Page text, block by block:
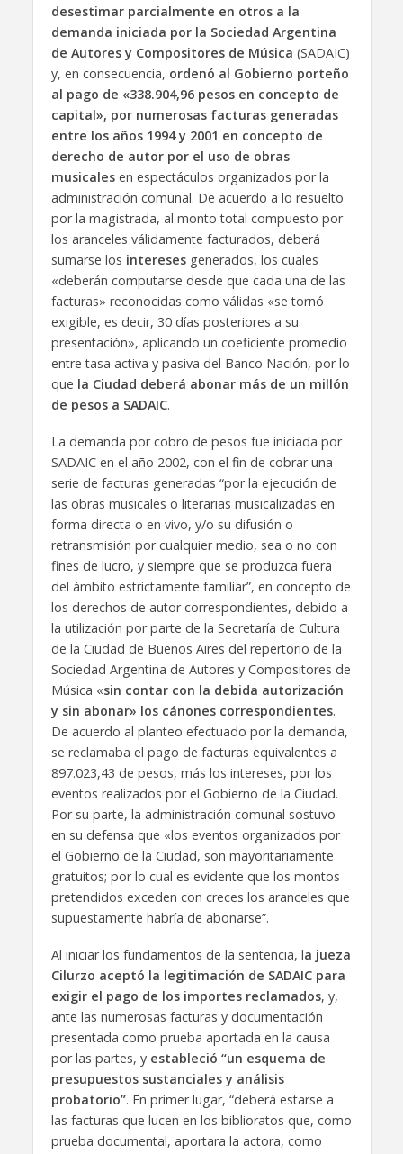
desestimar parcialmente en otros a la
demanda iniciada por la Sociedad Argentina
de Autores y Compositores de Música (SADAIC)
y, en consecuencia, ordenó al Gobierno porteño
al pago de «338.904,96 pesos en concepto de
capital», por numerosas facturas generadas
entre los años 1994 y 2001 en concepto de
derecho de autor por el uso de obras
musicalesen espectáculos organizados por la
administración comunal. De acuerdo a lo resuelto
por la magistrada, al monto total compuesto por
los aranceles válidamente facturados, deberá
sumarse los interesesgenerados, los cuales
«deberán computarse desde que cada una de las
facturas» reconocidas como válidas «se tornó
exigible, es decir, 30 días posteriores a su
presentación», aplicando un coeficiente promedio
entre tasa activa y pasiva del Banco Nación, por lo
que la Ciudad deberá abonar más de un millón
de pesos a SADAIC.
La demanda por cobro de pesos fue iniciada por
SADAIC en el año 2002, con el fin de cobrar una
serie de facturas generadas “por la ejecución de
las obras musicales o literarias musicalizadas en
forma directa o en vivo, y/o su difusión o
retransmisión por cualquier medio, sea o no con
fines de lucro, y siempre que se produzca fuera
del ámbito estrictamente familiar”, en concepto de
los derechos de autor correspondientes, debido a
la utilización por parte de la Secretaría de Cultura
de la Ciudad de Buenos Aires del repertorio de la
Sociedad Argentina de Autores y Compositores de
Música «sin contar con la debida autorización
y sin abonar» los cánones correspondientes.
De acuerdo al planteo efectuado por la demanda,
se reclamaba el pago de facturas equivalentes a
897.023,43 de pesos, más los intereses, por los
eventos realizados por el Gobierno de la Ciudad.
Por su parte, la administración comunal sostuvo
en su defensa que «los eventos organizados por
el Gobierno de la Ciudad, son mayoritariamente
gratuitos; por lo cual es evidente que los montos
pretendidos exceden con creces los aranceles que
supuestamente habría de abonarse”.
Al iniciar los fundamentos de la sentencia, la jueza
Cilurzo aceptó la legitimación de SADAIC para
exigir el pago de los importes reclamados, y,
ante las numerosas facturas y documentación
presentada como prueba aportada en la causa
por las partes, y estableció “un esquema de
presupuestos sustanciales y análisis
probatorio”. En primer lugar, “deberá estarse a
las facturas que lucen en los biblioratos que, como
prueba documental, aportara la actora, como